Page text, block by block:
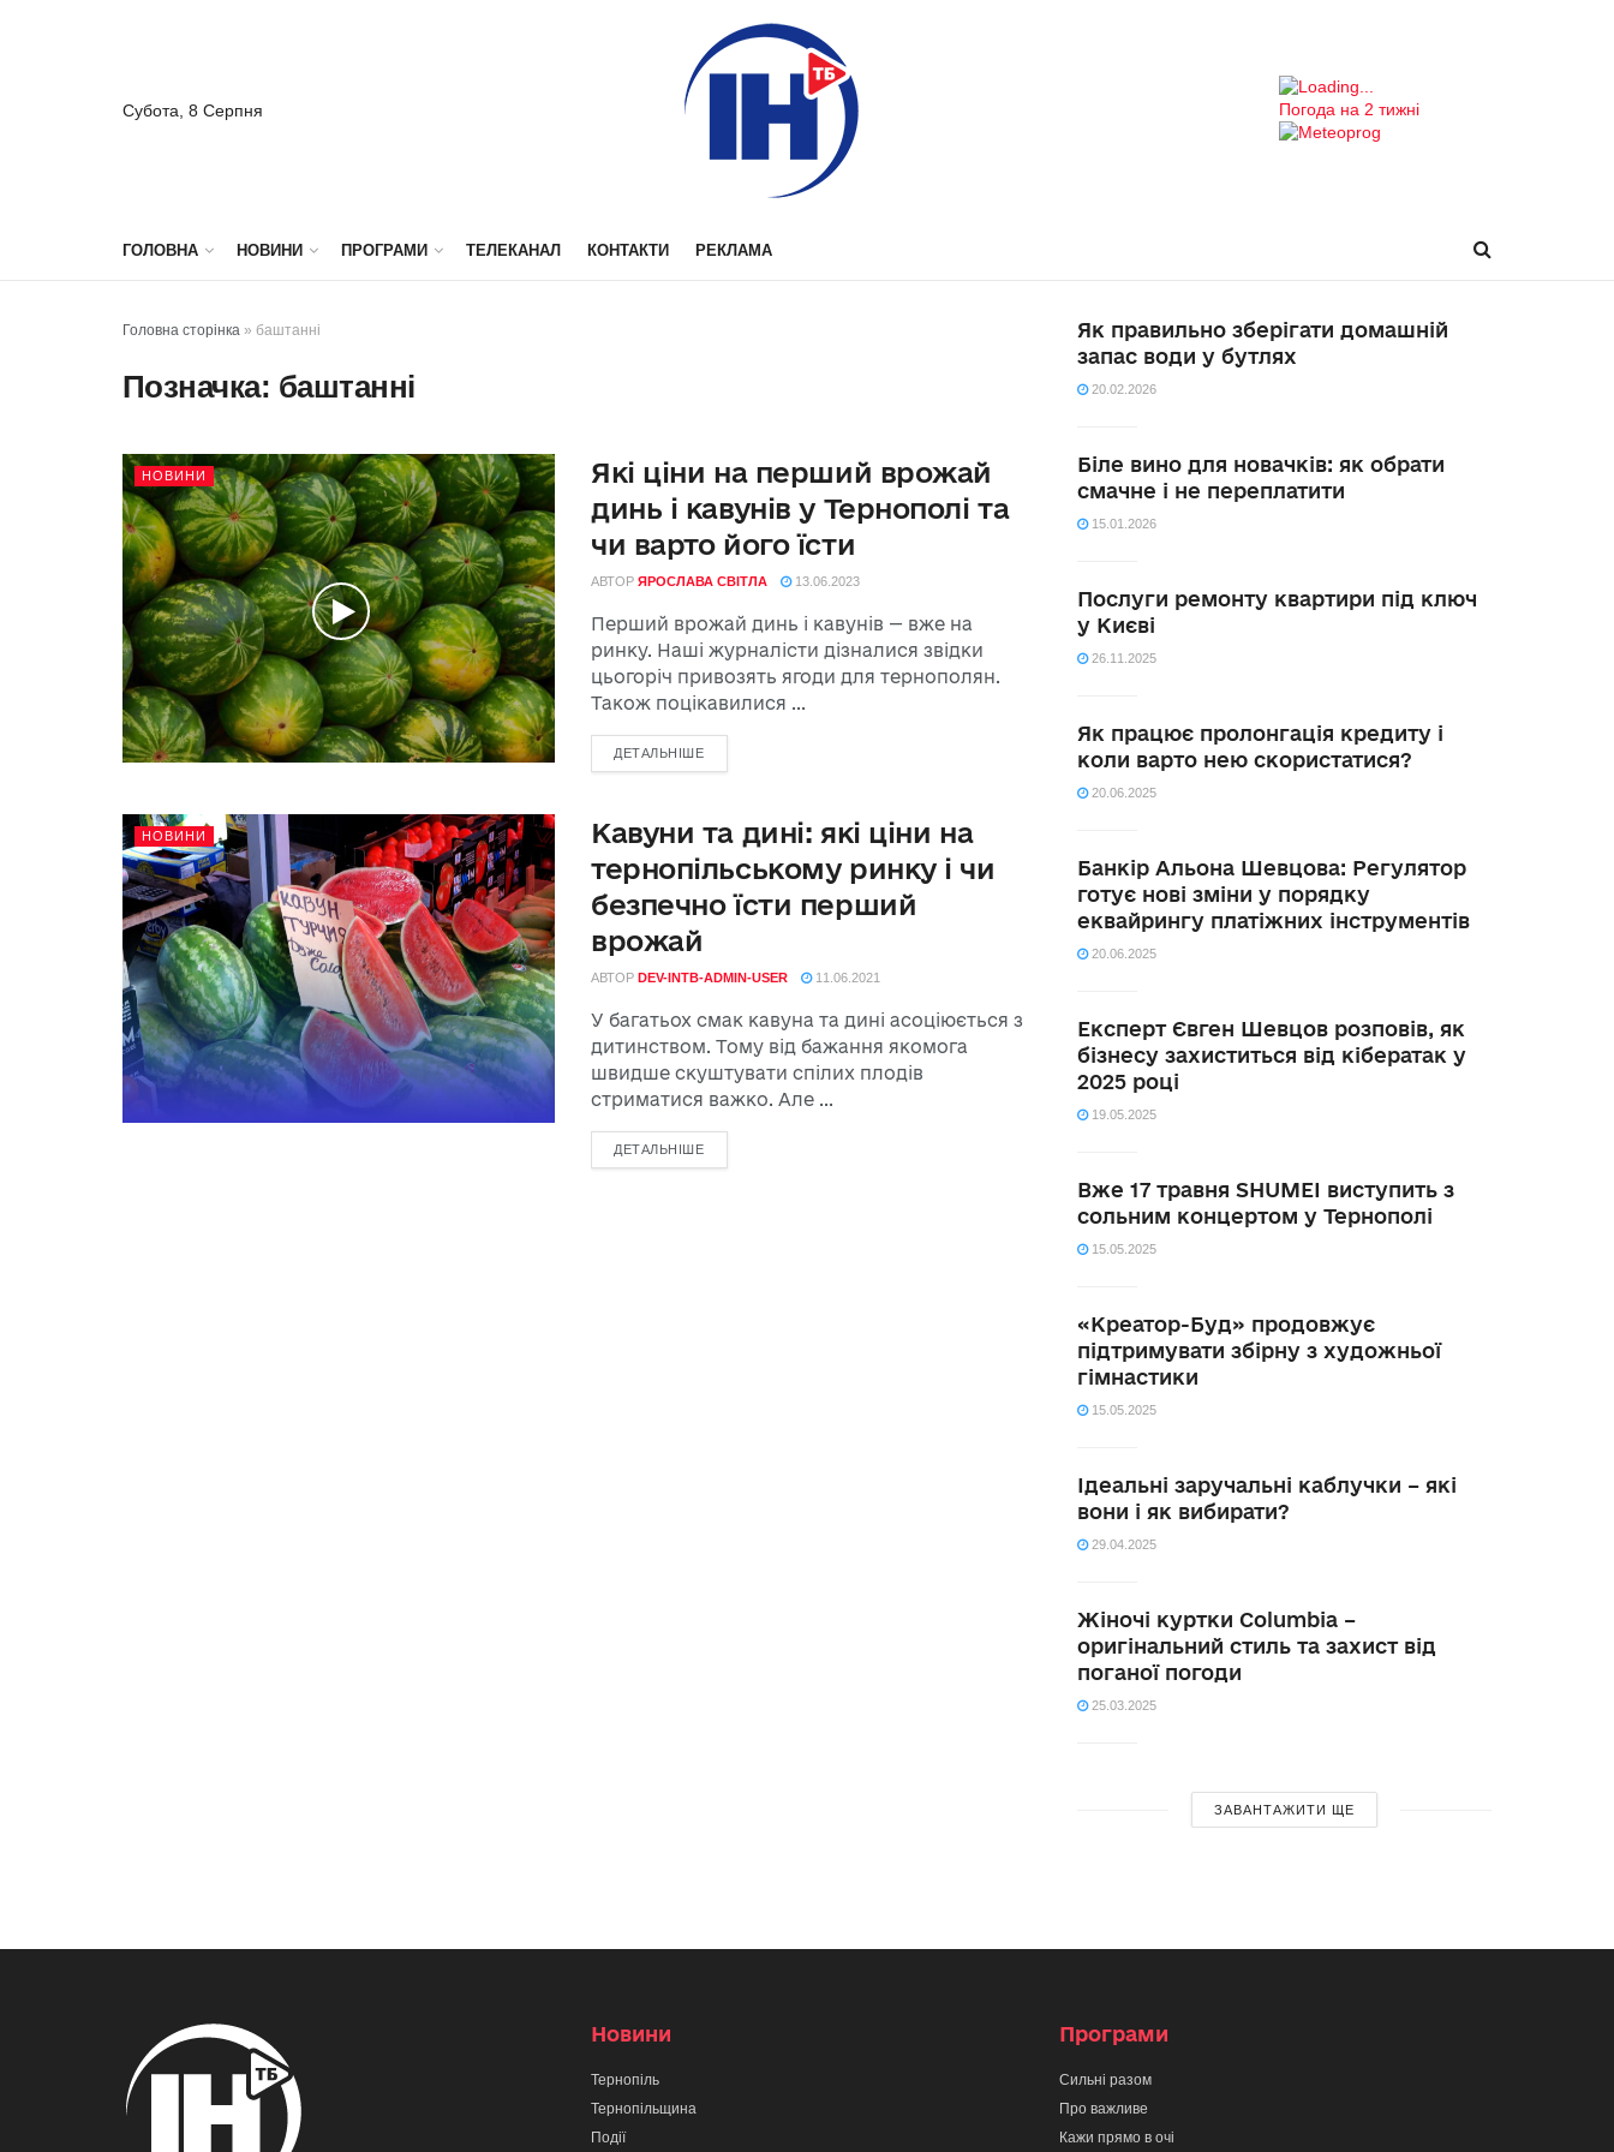
Субота, 8 Серпня Погода на 2 тижні
ГОЛОВНА НОВИНИ ПРОГРАМИ ТЕЛЕКАНАЛ КОНТАКТИ РЕКЛАМА
Головна сторінка » баштанні
Позначка: баштанні
НОВИНИ
Які ціни на перший врожай
динь і кавунів у Тернополі та
чи варто його їсти
АВТОР ЯРОСЛАВА СВІТЛА 13.06.2023
Перший врожай динь і кавунів — вже на
ринку. Наші журналісти дізналися звідки
цьогоріч привозять ягоди для тернополян.
Також поцікавилися ...
ДЕТАЛЬНІШЕ
НОВИНИ
Кавуни та дині: які ціни на
тернопільському ринку і чи
безпечно їсти перший
врожай
АВТОР DEV-INTB-ADMIN-USER 11.06.2021
У багатьох смак кавуна та дині асоціюється з
дитинством. Тому від бажання якомога
швидше скуштувати спілих плодів
стриматися важко. Але ...
ДЕТАЛЬНІШЕ
Як правильно зберігати домашній
запас води у бутлях
20.02.2026
Біле вино для новачків: як обрати
смачне і не переплатити
15.01.2026
Послуги ремонту квартири під ключ
у Києві
26.11.2025
Як працює пролонгація кредиту і
коли варто нею скористатися?
20.06.2025
Банкір Альона Шевцова: Регулятор
готує нові зміни у порядку
еквайрингу платіжних інструментів
20.06.2025
Експерт Євген Шевцов розповів, як
бізнесу захиститься від кібератак у
2025 році
19.05.2025
Вже 17 травня SHUMEI виступить з
сольним концертом у Тернополі
15.05.2025
«Креатор-Буд» продовжує
підтримувати збірну з художньої
гімнастики
15.05.2025
Ідеальні заручальні каблучки – які
вони і як вибирати?
29.04.2025
Жіночі куртки Columbia –
оригінальний стиль та захист від
поганої погоди
25.03.2025
ЗАВАНТАЖИТИ ЩЕ
Новини
Тернопіль
Тернопільщина
Події
Програми
Сильні разом
Про важливе
Кажи прямо в очі